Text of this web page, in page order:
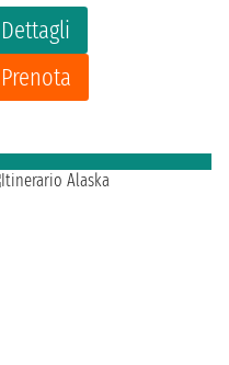
Dettagli
Prenota